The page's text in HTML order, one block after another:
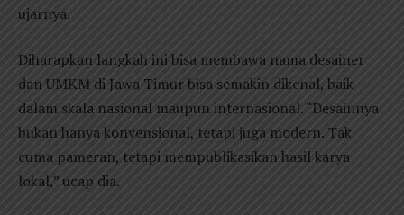
ujarnya.
Diharapkan langkah ini bisa membawa nama desainer
dan UMKM di Jawa Timur bisa semakin dikenal, baik
dalam skala nasional maupun internasional. “Desainnya
bukan hanya konvensional, tetapi juga modern. Tak
cuma pameran, tetapi mempublikasikan hasil karya
lokal,” ucap dia.